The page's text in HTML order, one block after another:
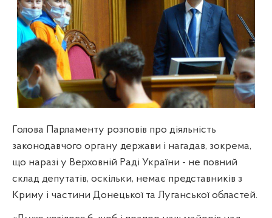
Голова Парламенту розповів про діяльність
законодавчого органу держави і нагадав, зокрема,
що наразі у Верховній Раді України - не повний
склад депутатів, оскільки, немає представників з
Криму і частини Донецької та Луганської областей.